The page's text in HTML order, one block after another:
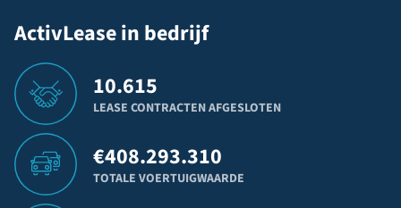
ActivLease in bedrijf
10.615
LEASE CONTRACTEN AFGESLOTEN
€408.293.310
TOTALE VOERTUIGWAARDE